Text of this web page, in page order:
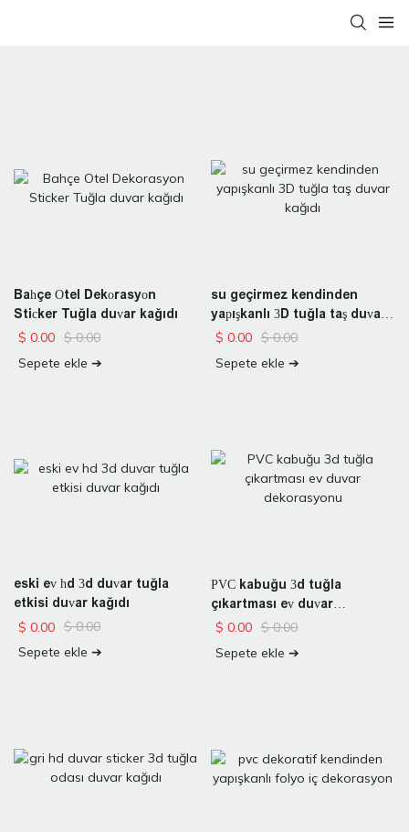
Bahçe Otel Dekorasyon
Sticker Tuğla duvar kağıdı
$ 0.00 $0.00
Sepete ekle ➔
su geçirmez kendinden
yapışkanlı 3D tuğla taş duvar
kağıdı
$ 0.00 $0.00
Sepete ekle ➔
eski ev hd 3d duvar tuğla
etkisi duvar kağıdı
$ 0.00 $0.00
Sepete ekle ➔
PVC kabuğu 3d tuğla
çıkartması ev duvar
dekorasyonu
$ 0.00 $0.00
Sepete ekle ➔